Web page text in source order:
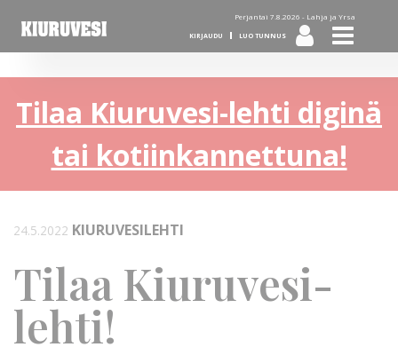
Perjantai 7.8.2026 - Lahja ja Yrsa
KIRJAUDU LUO TUNNUS
Tilaa Kiuruvesi-lehti diginä
tai kotiinkannettuna!
24.5.2022 KIURUVESILEHTI
Tilaa Kiuruvesi-
lehti!